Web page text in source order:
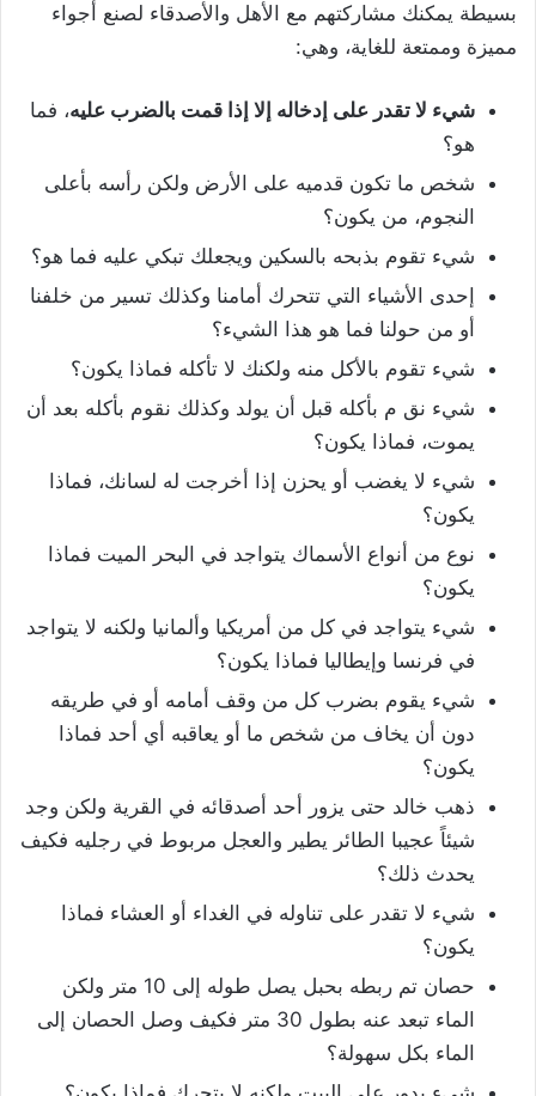
بسيطة يمكنك مشاركتهم مع الأهل والأصدقاء لصنع أجواء
مميزة وممتعة للغاية، وهي:
شيء لا تقدر على إدخاله إلا إذا قمت بالضرب عليه، فما
هو؟
شخص ما تكون قدميه على الأرض ولكن رأسه بأعلى
النجوم، من يكون؟
شيء تقوم بذبحه بالسكين ويجعلك تبكي عليه فما هو؟
إحدى الأشياء التي تتحرك أمامنا وكذلك تسير من خلفنا
أو من حولنا فما هو هذا الشيء؟
شيء تقوم بالأكل منه ولكنك لا تأكله فماذا يكون؟
شيء نق م بأكله قبل أن يولد وكذلك نقوم بأكله بعد أن
يموت، فماذا يكون؟
شيء لا يغضب أو يحزن إذا أخرجت له لسانك، فماذا
يكون؟
نوع من أنواع الأسماك يتواجد في البحر الميت فماذا
يكون؟
شيء يتواجد في كل من أمريكيا وألمانيا ولكنه لا يتواجد
في فرنسا وإيطاليا فماذا يكون؟
شيء يقوم بضرب كل من وقف أمامه أو في طريقه
دون أن يخاف من شخص ما أو يعاقبه أي أحد فماذا
يكون؟
ذهب خالد حتى يزور أحد أصدقائه في القرية ولكن وجد
شيئاً عجيبا الطائر يطير والعجل مربوط في رجليه فكيف
يحدث ذلك؟
شيء لا تقدر على تناوله في الغداء أو العشاء فماذا
يكون؟
حصان تم ربطه بحبل يصل طوله إلى 10 متر ولكن
الماء تبعد عنه بطول 30 متر فكيف وصل الحصان إلى
الماء بكل سهولة؟